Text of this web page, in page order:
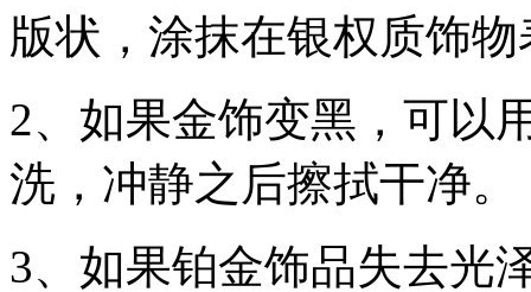
版状，涂抹在银权质饰
2、如果金饰变黑，可以
洗，冲静之后擦拭干净。
3、如果铂金饰品失去光